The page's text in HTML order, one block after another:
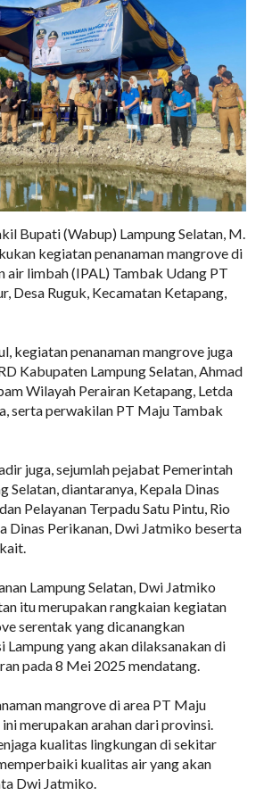
Bupati (Wabup) Lampung Selatan, M.
kegiatan penanaman mangrove di
air limbah (IPAL) Tambak Udang PT
Desa Ruguk, Kecamatan Ketapang,
kegiatan penanaman mangrove juga
Kabupaten Lampung Selatan, Ahmad
Wilayah Perairan Ketapang, Letda
serta perwakilan PT Maju Tambak
juga, sejumlah pejabat Pemerintah
Selatan, diantaranya, Kepala Dinas
Pelayanan Terpadu Satu Pintu, Rio
Dinas Perikanan, Dwi Jatmiko beserta
Lampung Selatan, Dwi Jatmiko
itu merupakan rangkaian kegiatan
serentak yang dicanangkan
Lampung yang akan dilaksanakan di
pada 8 Mei 2025 mendatang.
mangrove di area PT Maju
merupakan arahan dari provinsi.
kualitas lingkungan di sekitar
kualitas air yang akan
Dwi Jatmiko.